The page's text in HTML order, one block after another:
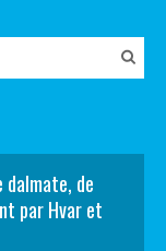
de
par Hvar et